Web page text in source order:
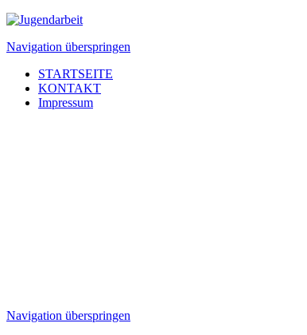
Navigation überspringen
STARTSEITE
KONTAKT
Impressum
Navigation überspringen